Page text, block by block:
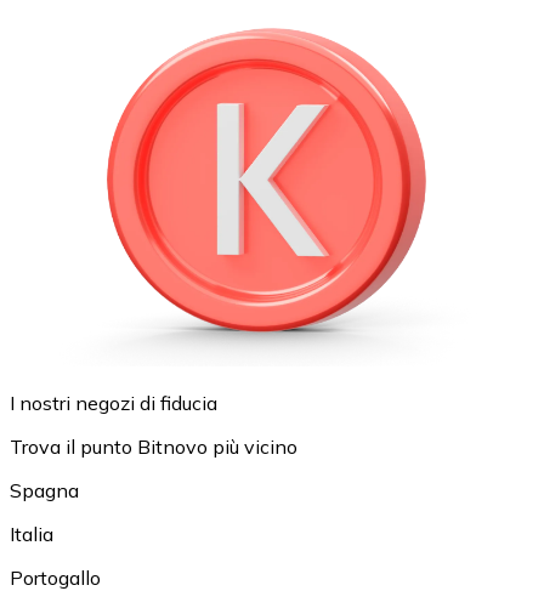
I nostri negozi di fiducia
Trova il punto Bitnovo più vicino
Spagna
Italia
Portogallo